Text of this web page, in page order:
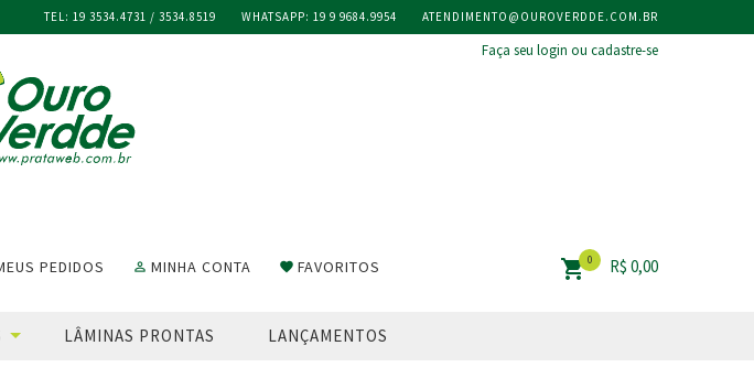
TEL: 19 3534.4731 / 3534.8519 WHATSAPP: 19 9 9684.9954 ATENDIMENTO@OUROVERDDE.COM.BR
Faça seu login ou cadastre-se
VERDDE
PEDIDOS perm_identity MINHA CONTA favorite FAVORITOS shopping_cart0 R$ 0,00
LÂMINAS PRONTAS LANÇAMENTOS